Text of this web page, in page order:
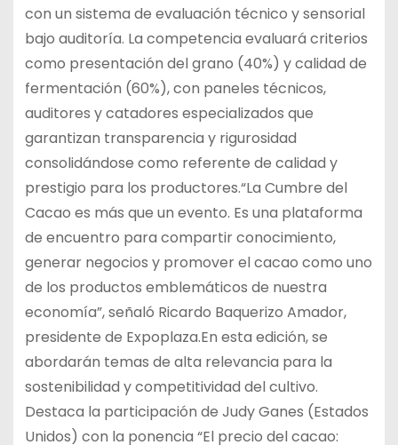
con un sistema de evaluación técnico y sensorial
bajo auditoría. La competencia evaluará criterios
como presentación del grano (40%) y calidad de
fermentación (60%), con paneles técnicos,
auditores y catadores especializados que
garantizan transparencia y rigurosidad
consolidándose como referente de calidad y
prestigio para los productores.“La Cumbre del
Cacao es más que un evento. Es una plataforma
de encuentro para compartir conocimiento,
generar negocios y promover el cacao como uno
de los productos emblemáticos de nuestra
economía”, señaló Ricardo Baquerizo Amador,
presidente de Expoplaza.En esta edición, se
abordarán temas de alta relevancia para la
sostenibilidad y competitividad del cultivo.
Destaca la participación de Judy Ganes (Estados
Unidos) con la ponencia “El precio del cacao: